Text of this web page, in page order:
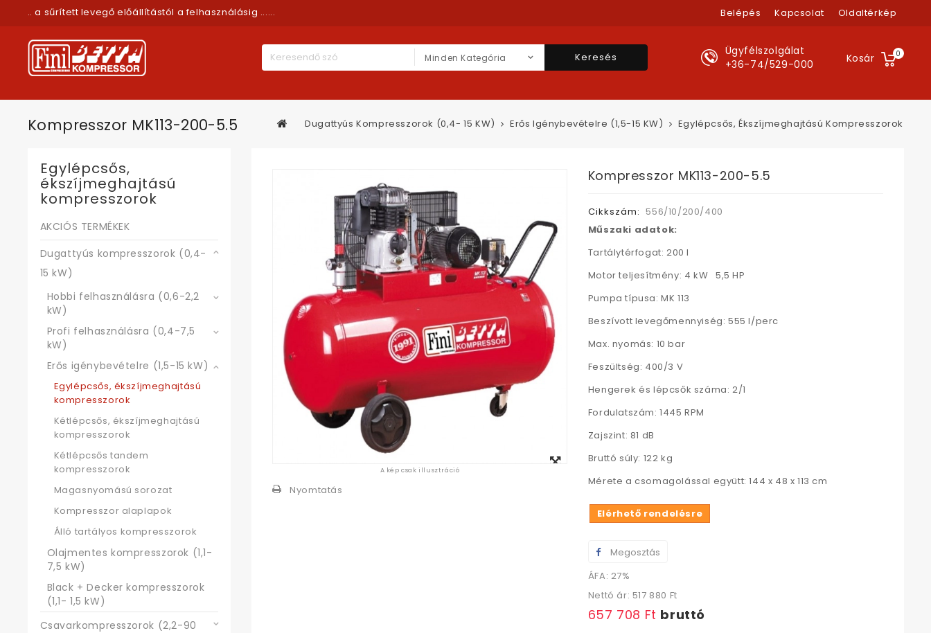
.. a sűrített levegő előállítástól a felhasználásig ...... Belépés Kapcsolat Oldaltérkép
Kosár 0
Ügyfélszolgálat
+36-74/529-000
Minden Kategória Keresés
Kompresszor MK113-200-5.5 Dugattyús Kompresszorok (0,4- 15 KW) Erős Igénybevételre (1,5-15 KW) Egylépcsős, Ékszíjmeghajtású Kompresszorok
Egylépcsős,
ékszíjmeghajtású
kompresszorok
AKCIÓS TERMÉKEK
Dugattyús kompresszorok (0,4-
15 kW)
Hobbi felhasználásra (0,6-2,2
kW)
Profi felhasználásra (0,4-7,5
kW)
Erős igénybevételre (1,5-15 kW)
Egylépcsős, ékszíjmeghajtású
kompresszorok
Kétlépcsős, ékszíjmeghajtású
kompresszorok
Kétlépcsős tandem
kompresszorok
Magasnyomású sorozat
Kompresszor alaplapok
Álló tartályos kompresszorok
Olajmentes kompresszorok (1,1-
7,5 kW)
Black + Decker kompresszorok
(1,1- 1,5 kW)
Csavarkompresszorok (2,2-90
A kép csak illusztráció
Nyomtatás
Kompresszor MK113-200-5.5
Cikkszám: 556/10/200/400
Műszaki adatok:
Tartálytérfogat: 200 l
Motor teljesítmény: 4 kW 5,5 HP
Pumpa típusa: MK 113
Beszívott levegőmennyiség: 555 l/perc
Max. nyomás: 10 bar
Feszültség: 400/3 V
Hengerek és lépcsők száma: 2/1
Fordulatszám: 1445 RPM
Zajszint: 81 dB
Bruttó súly: 122 kg
Mérete a csomagolással együtt: 144 x 48 x 113 cm
Elérhető rendelésre
Megosztás
ÁFA: 27%
Nettó ár: 517 880 Ft‎
657 708 Ft‎ bruttó